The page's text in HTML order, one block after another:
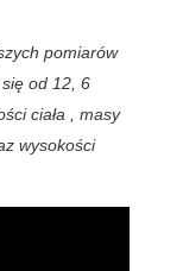
pomiarów
się od 12, 6
ciała , masy
wysokości